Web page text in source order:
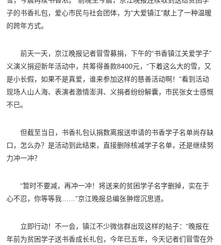
子的书香礼包，爱心市民与社会团体，为“大爱镇江”献上了一种温暖
的跨年方式。
前天一天， 京江晚报记者冒雪募捐，下午的“书香镇江关爱学子”
义演义捐迎新年活动中，共筹得善款8400元，“下着这么大的雪，又
是小长假，如果不是真爱，谁来参加这样的慈善活动啊！”看到活动
现场人山人海、表演者激情澎湃、义捐者纷纷解囊，市民张女士感慨
不已。
但截至当日，书香礼包认捐数离报送申请的书香学子名单尚存缺
口，怎么办？是活动到此结束，直接删除核减学子名单，还是继续努
力冲一冲？
“暂时不要减，再冲一冲！将送来的贫困学子名字删掉，实在于
心不忍，你等等我……”京江晚报总编张翀煜沉思道。
立即行动！不一会，镇江不少微信群出现这样的帖子：“晚报在
年前为贫困学子送书香成长礼包，今年已五年，今天记者们冒雪在外